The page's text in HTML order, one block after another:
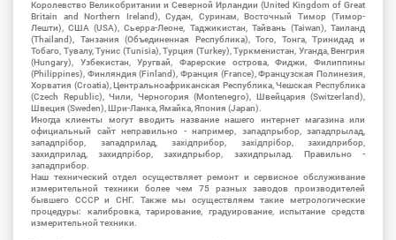
Королевство Великобритании и Северной Ирландии (United Kingdom of Great
Britain and Northern Ireland), Судан, Суринам, Восточный Тимор (Тимор-
Лешти), США (USA), Сьерра-Леоне, Таджикистан, Тайвань (Taiwan), Таиланд
(Thailand), Танзания (Объединенная Республика), Того, Тонга, Тринидад и
Тобаго, Тувалу, Тунис (Tunisia), Турция (Turkey), Туркменистан, Уганда, Венгрия
(Hungary), Узбекистан, Уругвай, Фарерские острова, Фиджи, Филиппины
(Philippines), Финляндия (Finland), Франция (France), Французская Полинезия,
Хорватия (Croatia), Центральноафриканская Республика, Чешская Республика
(Czech Republic), Чили, Черногория (Montenegro), Швейцария (Switzerland),
Швеция (Sweden), Шри-Ланка, Ямайка, Япония (Japan).
Иногда клиенты могут вводить название нашего интернет магазина или
официальный сайт неправильно - например, западпрыбор, западпрылад,
западпрібор, западприлад, західприбор, західпрібор, захидприбор,
захидприлад, захидпрібор, захидпрыбор, захидпрылад. Правильно -
западприбор.
Наш технический отдел осуществляет ремонт и сервисное обслуживание
измерительной техники более чем 75 разных заводов производителей
бывшего СССР и СНГ. Также мы осуществляем такие метрологические
процедуры: калибровка, тарирование, градуирование, испытание средств
измерительной техники.